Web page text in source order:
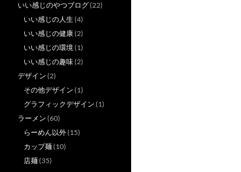
いい感じのやつブログ(22)
いい感じの人生 (4)
いい感じの健康(2)
いい感じの環境(1)
いい感じの趣味(2)
デザイン (2)
その他デザイン (1)
グラフィックデザイン (1)
ラーメン (60)
らーめん以外(15)
カップ麺(10)
店麺(35)